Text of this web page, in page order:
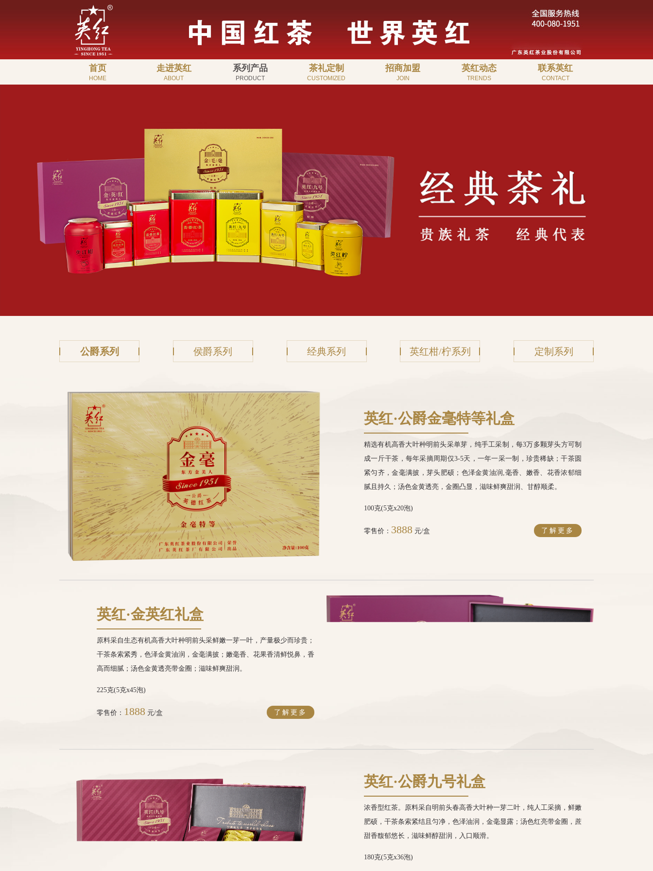
首页
HOME
走进英红
ABOUT
系列产品
PRODUCT
茶礼定制
CUSTOMIZED
招商加盟
JOIN
英红动态
TRENDS
联系英红
CONTACT
公爵系列 侯爵系列 经典系列 英红柑/柠系列 定制系列
英红·公爵金毫特等礼盒
精选有机高香大叶种明前头采单芽，纯手工采制，每3万多颗芽头方可制
成一斤干茶，每年采摘周期仅3-5天，一年一采一制，珍贵稀缺；干茶圆
紧匀齐，金毫满披，芽头肥硕；色泽金黄油润,毫香、嫩香、花香浓郁细
腻且持久；汤色金黄透亮，金圈凸显，滋味鲜爽甜润、甘醇顺柔。
100克(5克x20泡)
零售价： 3888 元/盒 了解更多
英红·金英红礼盒
原料采自生态有机高香大叶种明前头采鲜嫩一芽一叶，产量极少而珍贵；
干茶条索紧秀，色泽金黄油润，金毫满披；嫩毫香、花果香清鲜悦鼻，香
高而细腻；汤色金黄透亮带金圈；滋味鲜爽甜润。
225克(5克x45泡)
零售价： 1888 元/盒 了解更多
英红·公爵九号礼盒
浓香型红茶。原料采自明前头春高香大叶种一芽二叶，纯人工采摘，鲜嫩
肥硕，干茶条索紧结且匀净，色泽油润，金毫显露；汤色红亮带金圈，蔗
甜香馥郁悠长，滋味鲜醇甜润，入口顺滑。
180克(5克x36泡)